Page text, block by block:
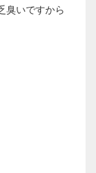
臭いですから